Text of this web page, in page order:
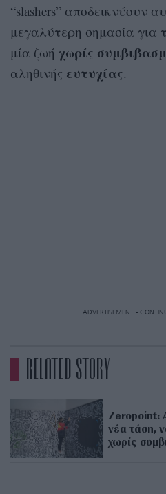
“slashers” αποδεικνύουν
μεγαλύτερη σημασία για
μία ζωή χωρίς
αληθινής ευτυχίας.
ADVERTISEMENT -
RELATED STORY
Zeropoint:
νέα τάση,
χωρίς